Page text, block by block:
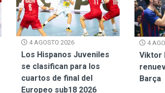
4 AGOSTO 2026
Los Hispanos Juveniles
se clasifican para los
cuartos de final del
Europeo sub18 2026
4
Viktor
Barça